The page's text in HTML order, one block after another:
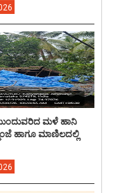
ಮಳೆ ಹಾನಿ
ಹಾಗೂ ಮಾಣಿಲದಲ್ಲಿ